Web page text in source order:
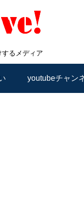
るメディア
youtubeチャン